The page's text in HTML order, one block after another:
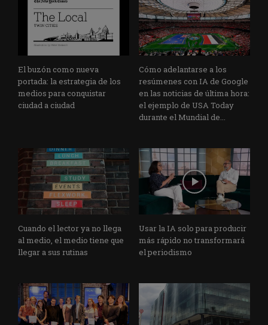
El buzón como nueva
portada: la estrategia de los
medios para conquistar
ciudad a ciudad
Cómo adelantarse a los
resúmenes con IA de Google
en las noticias de última hora:
el ejemplo de USA Today
durante el Mundial de...
Cuando el lector ya no llega
al medio, el medio tiene que
llegar a sus rutinas
Usar la IA solo para producir
más rápido no transformará
el periodismo